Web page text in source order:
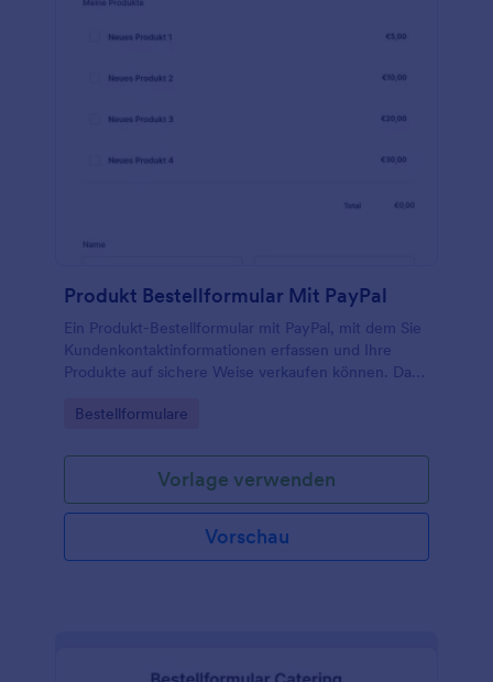
Produkt Bestellformular Mit PayPal
Ein Produkt-Bestellformular mit PayPal, mit dem Sie
Kundenkontaktinformationen erfassen und Ihre
Produkte auf sichere Weise verkaufen können. Das
Produktbilder anzuzeigen, Größen und Farben
wählen. Fügen Sie Ihr Logo, Bilder, Schriftarten und
Farben hinzu und fügen Sie das Formular entweder
auf der Website Ihres Unternehmens ein oder
verwenden Sie es als eigenständiges Formular.
Go to Category:
Bestellformulare
Vorlage verwenden
Vorschau